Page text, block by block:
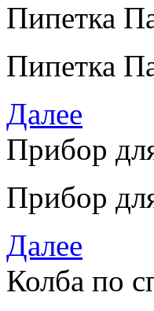
Пипетка
Пипетка
Далее
Прибор
Прибор
Далее
Колба по